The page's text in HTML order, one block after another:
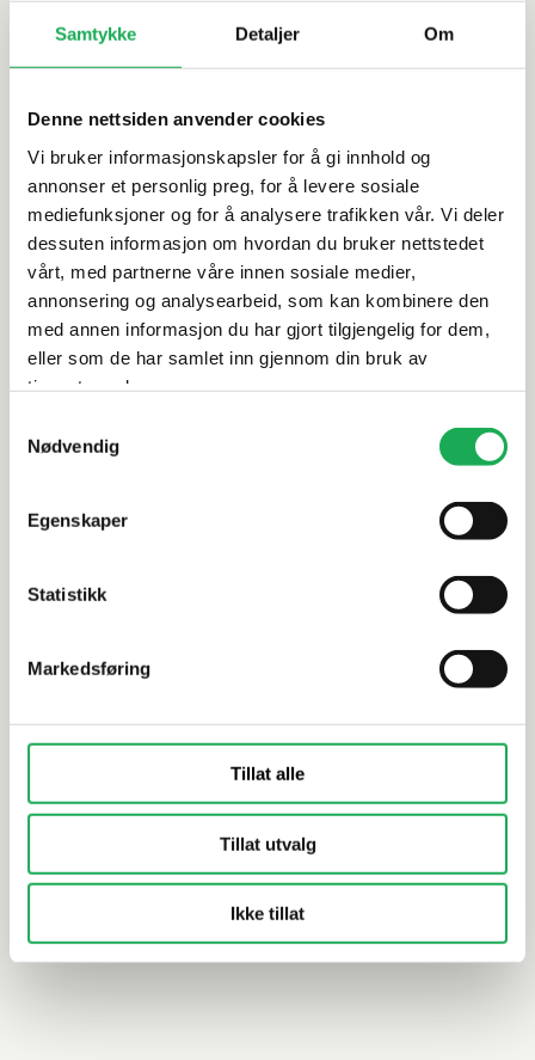
Samtykke Detaljer Om
Denne nettsiden anvender cookies
Vi bruker informasjonskapsler for å gi innhold og
annonser et personlig preg, for å levere sosiale
mediefunksjoner og for å analysere trafikken vår. Vi deler
dessuten informasjon om hvordan du bruker nettstedet
vårt, med partnerne våre innen sosiale medier,
annonsering og analysearbeid, som kan kombinere den
med annen informasjon du har gjort tilgjengelig for dem,
eller som de har samlet inn gjennom din bruk av
tjenestene deres.
Nødvendig
Egenskaper
Statistikk
Markedsføring
Tillat alle
Tillat utvalg
Ikke tillat
Spesifikasjoner
Rengjøring og vedlikehold
Leveringsinformasjon
Dokumentasjon
Mosaikkflis
STON PAN·DAN
Enamel
STON PAN·DAN